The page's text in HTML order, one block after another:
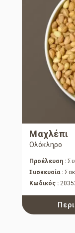
Μαχλέπι
Ολόκληρο
Προέλευση :
Συσκευσία :
Κωδικός :